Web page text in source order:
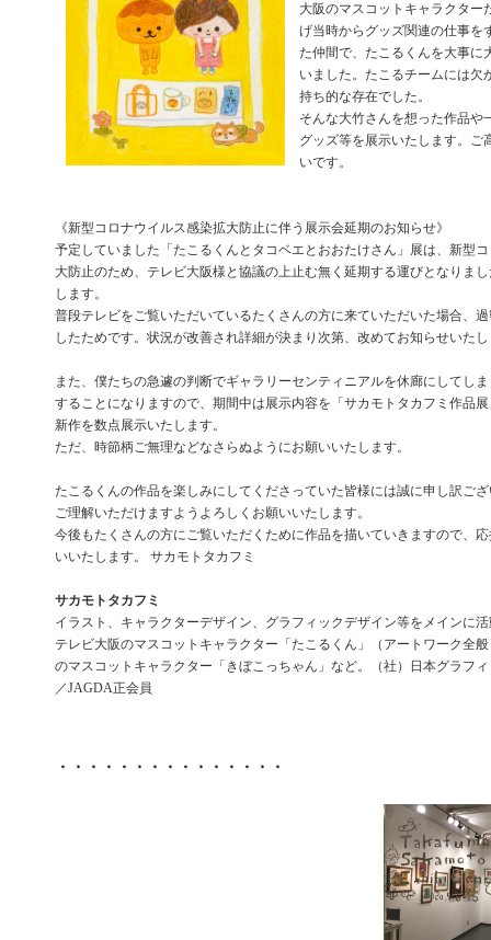
大阪のマスコットキャラクター
げ当時からグッズ関連の仕事を
た仲間で、たこるくんを大事に
いました。たこるチームには欠
持ち的な存在でした。
そんな大竹さんを想った作品や
グッズ等を展示いたします。ご
いです。
《新型コロナウイルス感染拡大防止に伴う展示会延期のお知らせ》
予定していました「たこるくんとタコベエとおおたけさん」展は、新型
大防止のため、テレビ大阪様と協議の上止む無く延期する運びとなりま
します。
普段テレビをご覧いただいているたくさんの方に来ていただいた場合、
したためです。状況が改善され詳細が決まり次第、改めてお知らせいた
また、僕たちの急遽の判断でギャラリーセンティニアルを休廊にしてし
することになりますので、期間中は展示内容を「サカモトタカフミ作品
新作を数点展示いたします。
ただ、時節柄ご無理などなさらぬようにお願いいたします。
たこるくんの作品を楽しみにしてくださっていた皆様には誠に申し訳ご
ご理解いただけますようよろしくお願いいたします。
今後もたくさんの方にご覧いただくために作品を描いていきますので、
いいたします。 サカモトタカフミ
サカモトタカフミ
イラスト、キャラクターデザイン、グラフィックデザイン等をメインに
テレビ大阪のマスコットキャラクター「たこるくん」（アートワーク全
のマスコットキャラクター「きぼこっちゃん」など。（社）日本グラフ
／JAGDA正会員
・・・・・・・・・・・・・・・